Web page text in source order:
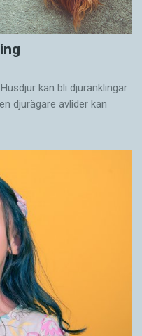
kan bli djuränklingar
djurägare avlider kan